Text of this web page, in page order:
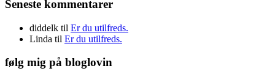
Seneste kommentarer
diddelk til Er du utilfreds.
Linda til Er du utilfreds.
følg mig på bloglovin